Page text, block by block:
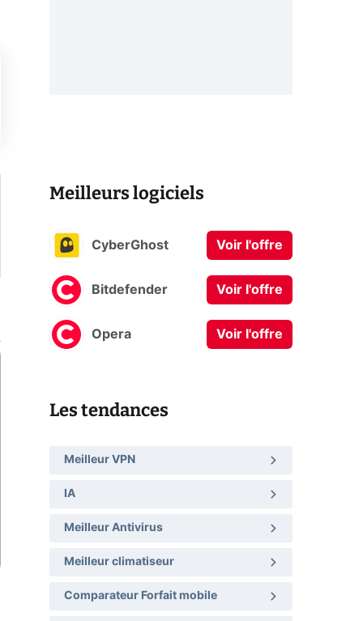
Meilleurs logiciels
CyberGhost Voir l'offre
Bitdefender Voir l'offre
Opera Voir l'offre
Les tendances
Meilleur VPN
IA
Meilleur Antivirus
Meilleur climatiseur
Comparateur Forfait mobile